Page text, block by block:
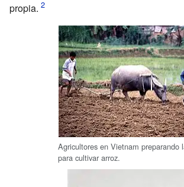
propia.
Agricultores en Vietnam preparando
para cultivar arroz.